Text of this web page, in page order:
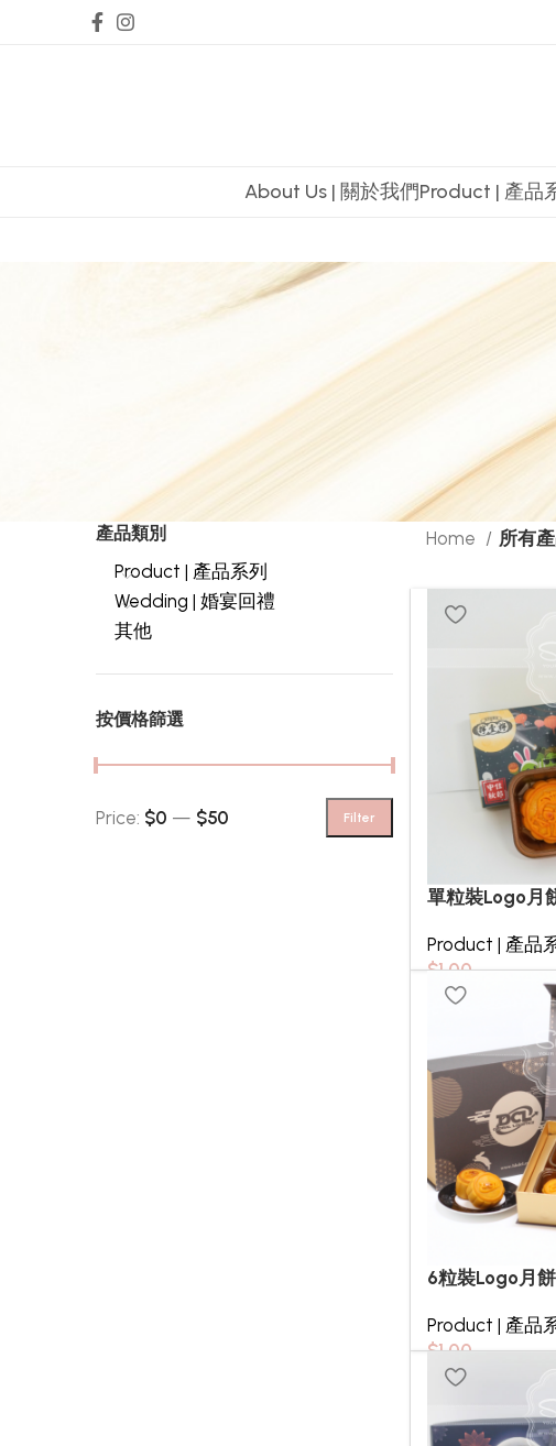
About Us | 關於我們Product | 產品
產品類別
Product | 產品系列
Wedding | 婚宴回禮
其他
按價格篩選
Filter
Price: $0 — $50
Home 所有
單粒裝Logo月
Product | 產品
$1.00
6粒裝Logo月
Product | 產品
$1.00